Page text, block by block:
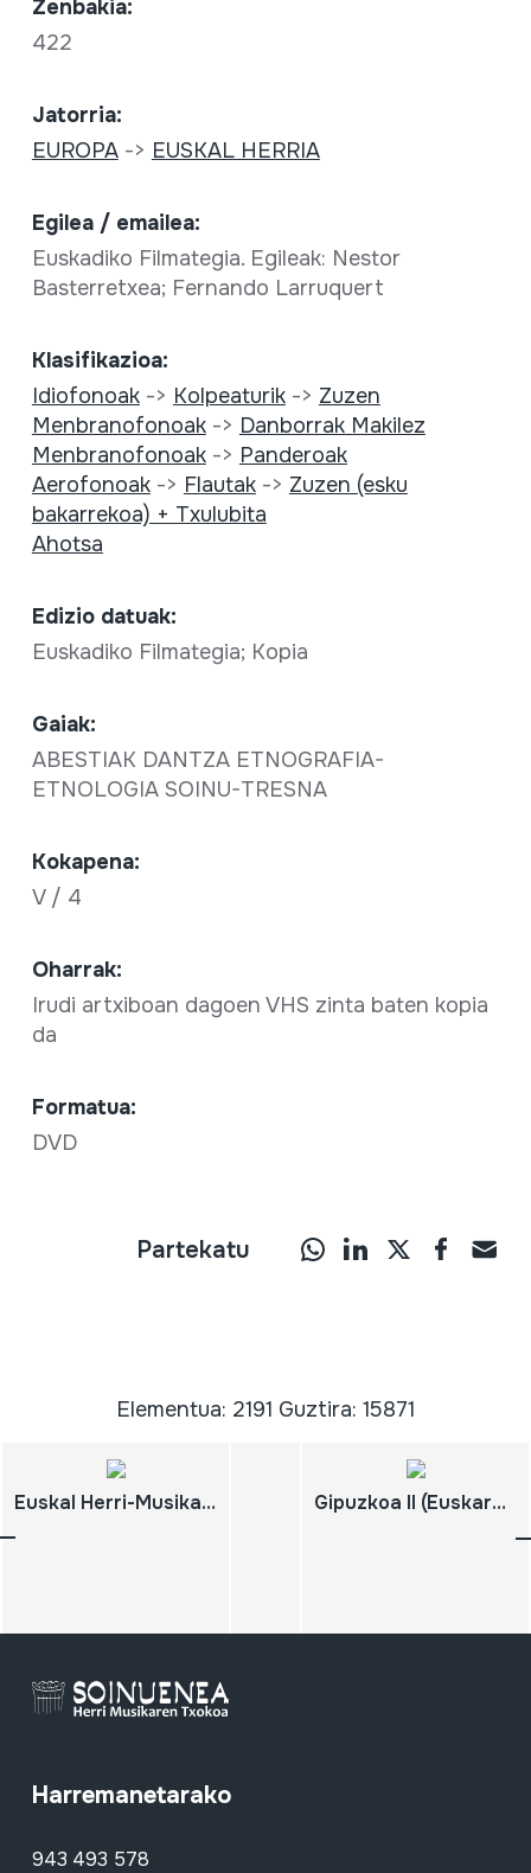
Zenbakia:
422
Jatorria:
EUROPA-> EUSKAL HERRIA
Egilea / emailea:
Euskadiko Filmategia. Egileak: Nestor
Basterretxea; Fernando Larruquert
Klasifikazioa:
Idiofonoak-> Kolpeaturik-> Zuzen
Menbranofonoak-> Danborrak Makilez
Menbranofonoak-> Panderoak
Aerofonoak-> Flautak-> Zuzen (esku
bakarrekoa) + Txulubita
Ahotsa
Edizio datuak:
Euskadiko Filmategia; Kopia
Gaiak:
ABESTIAK DANTZA ETNOGRAFIA-
ETNOLOGIA SOINU-TRESNA
Kokapena:
V / 4
Oharrak:
Irudi artxiboan dagoen VHS zinta baten kopia
da
Formatua:
DVD
Partekatu
Elementua: 2191 Guztira: 15871
Euskal Herri-Musika (1978) Gipuzkoa II (Euskarazko bertsioa)
Harremanetarako
943 493 578